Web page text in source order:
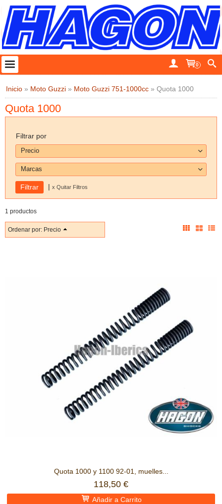
0
Inicio » Moto Guzzi » Moto Guzzi 751-1000cc » Quota 1000
Quota 1000
Filtrar por
Precio
Marcas
| x Quitar Filtros
1 productos
Ordenar por: Precio
Quota 1000 y 1100 92-01, muelles...
118,50 €
Añadir a Carrito